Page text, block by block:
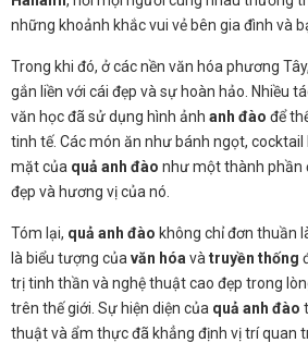
những khoảnh khắc vui vẻ bên gia đình và
Trong khi đó, ở các nền văn hóa phương Tây,
gắn liền với cái đẹp và sự hoàn hảo. Nhiều
văn học đã sử dụng hình ảnh anh đào để
tinh tế. Các món ăn như bánh ngọt, cocktail
mặt của quả anh đào như một thành phần
đẹp và hương vị của nó.
Tóm lại, quả anh đào không chỉ đơn thuần
là biểu tượng của văn hóa và truyền thống
trị tinh thần và nghệ thuật cao đẹp trong
trên thế giới. Sự hiện diện của quả anh đào
thuật và ẩm thực đã khẳng định vị trí quan